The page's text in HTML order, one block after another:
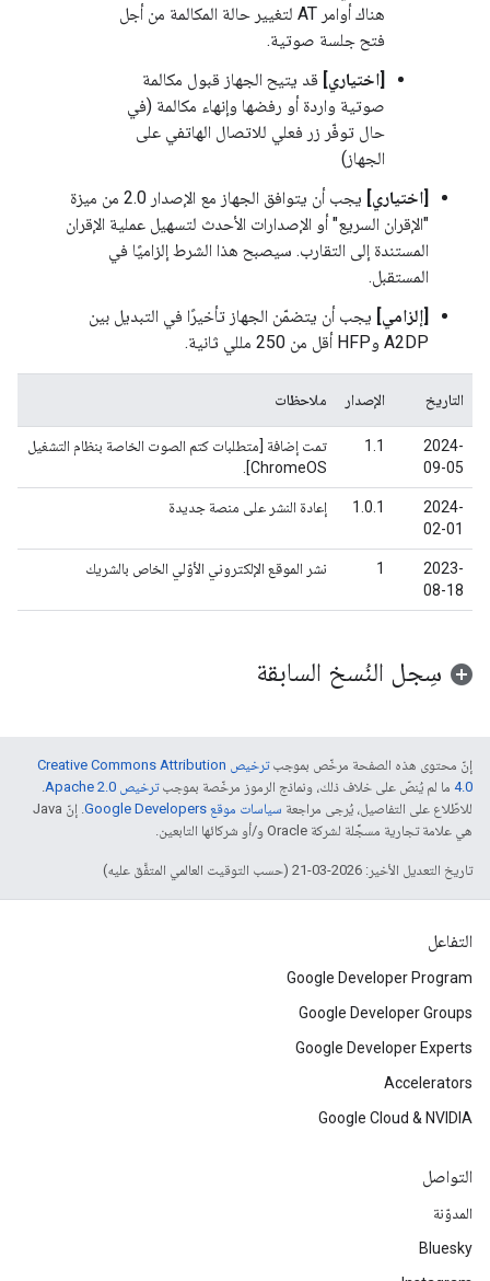
هناك أوامر AT لتغيير حالة المكالمة من أجل
فتح جلسة صوتية.
[اختياري] قد يتيح الجهاز قبول مكالمة
صوتية واردة أو رفضها وإنهاء مكالمة (في
حال توفّر زر فعلي للاتصال الهاتفي على
الجهاز)
[اختياري]
يجب أن يتوافق الجهاز مع الإصدار 2.0 من ميزة
"الإقران السريع" أو الإصدارات الأحدث لتسهيل عملية الإقران
المستندة إلى التقارب. سيصبح هذا الشرط إلزاميًا في
المستقبل.
[إلزامي] يجب أن يتضمّن الجهاز تأخيرًا في التبديل بين
A2DP وHFP أقل من 250 مللي ثانية.
التاريخ الإصدار ملاحظات
2024-
09-05
1.1
تمت إضافة [متطلبات كتم الصوت الخاصة بنظام التشغيل
ChromeOS].
2024-
02-01
1.0.1 إعادة النشر على منصة جديدة
2023-
08-18
1 نشر الموقع الإلكتروني الأوّلي الخاص بالشريك
سِجل النُسخ السابقة
إنّ محتوى هذه الصفحة مرخّص بموجب
ترخيص Creative Commons Attribution
4.0‏ ما لم يُنصّ على خلاف ذلك، ونماذج الرموز مرخّصة بموجبترخيص Apache 2.0‏
.
للاطّلاع على التفاصيل، يُرجى مراجعة سياسات موقع Google Developers‏
. إنّ Java
هي علامة تجارية مسجَّلة لشركة Oracle و/أو شركائها التابعين.
تاريخ التعديل الأخير: 2026-03-21 (حسب التوقيت العالمي المتفَّق عليه)
التفاعل
Google Developer Program
Google Developer Groups
Google Developer Experts
Accelerators
Google Cloud & NVIDIA
التواصل
المدوّنة
Bluesky